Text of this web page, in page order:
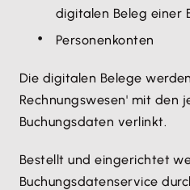
digitalen Beleg einer
Personenkonten
Die digitalen Belege
Rechnungswesen' mit den
Buchungsdaten verlinkt.
Bestellt und eingerichtet
Buchungsdatenservice